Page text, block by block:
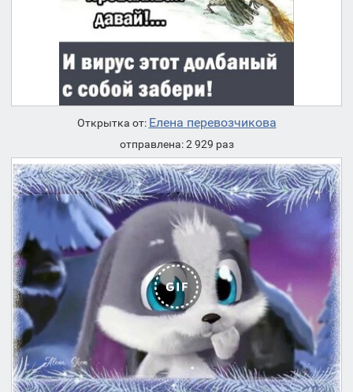
Открытка от: Елена перевозчикова
отправлена: 2 929 раз